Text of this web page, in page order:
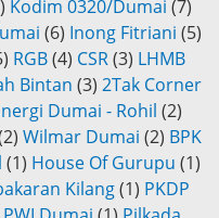
Kodim 0320/Dumai (7)
(6) Inong Fitriani (5)
RGB(4) CSR(3) LHMB
Bintan (3) 2Tak Corner
Dumai - Rohil (2)
Wilmar Dumai (2) BPK
(1) House Of Gurupu (1)
Kilang(1) PKDP